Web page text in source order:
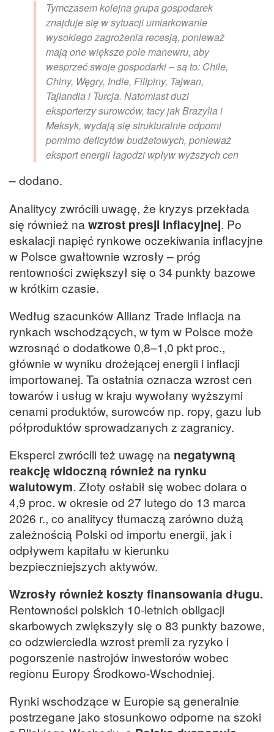
Tymczasem kolejna grupa gospodarek
znajduje się w sytuacji umiarkowanie
wysokiego zagrożenia recesją, ponieważ
mają one większe pole manewru, aby
wesprzeć swoje gospodarki – są to: Chile,
Chiny, Węgry, Indie, Filipiny, Tajwan,
Tajlandia i Turcja. Natomiast duzi
eksporterzy surowców, tacy jak Brazylia i
Meksyk, wydają się strukturalnie odporni
pomimo deficytów budżetowych, ponieważ
eksport energii łagodzi wpływ wyższych cen
– dodano.
Analitycy zwrócili uwagę, że kryzys przekłada
się również nawzrost presji inflacyjnej. Po
eskalacji napięć rynkowe oczekiwania inflacyjne
w Polsce gwałtownie wzrosły – próg
rentowności zwiększył się o 34 punkty bazowe
w krótkim czasie.
Według szacunków Allianz Trade inflacja na
rynkach wschodzących, w tym w Polsce może
wzrosnąć o dodatkowe 0,8–1,0 pkt proc.,
głównie w wyniku drożejącej energii i inflacji
importowanej. Ta ostatnia oznacza wzrost cen
towarów i usług w kraju wywołany wyższymi
cenami produktów, surowców np. ropy, gazu lub
półproduktów sprowadzanych z zagranicy.
Eksperci zwrócili też uwagę na negatywną
reakcję widoczną również na rynku
walutowym. Złoty osłabił się wobec dolara o
4,9 proc. w okresie od 27 lutego do 13 marca
2026 r., co analitycy tłumaczą zarówno dużą
zależnością Polski od importu energii, jak i
odpływem kapitału w kierunku
bezpieczniejszych aktywów.
Wzrosły również koszty finansowania długu.
Rentowności polskich 10-letnich obligacji
skarbowych zwiększyły się o 83 punkty bazowe,
co odzwierciedla wzrost premii za ryzyko i
pogorszenie nastrojów inwestorów wobec
regionu Europy Środkowo-Wschodniej.
Rynki wschodzące w Europie są generalnie
postrzegane jako stosunkowo odporne na szoki